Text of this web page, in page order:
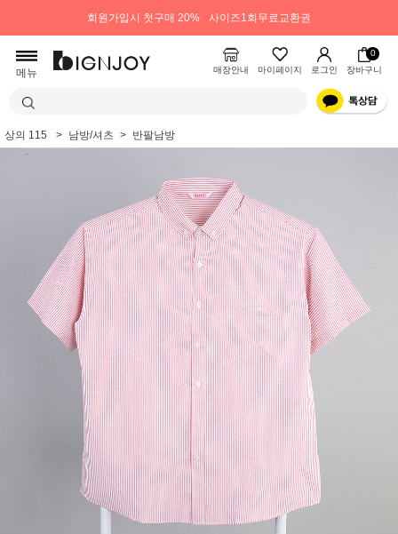
회원가입시 첫구매 20% 사이즈1회무료교환권
메뉴 매장안내 마이페이지 로그인
0
장바구니
상의 115 남방/셔츠 반팔남방